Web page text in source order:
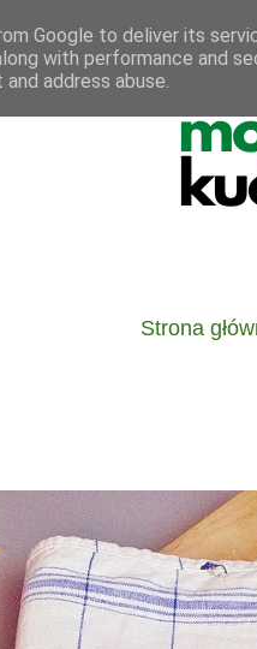
Strona
Google to deliver its
with performance and
address abuse.